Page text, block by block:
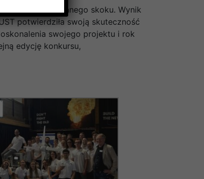
układ zmiennego skoku. Wynik
potwierdziła swoją skuteczność
swojego projektu i rok
edycję konkursu,